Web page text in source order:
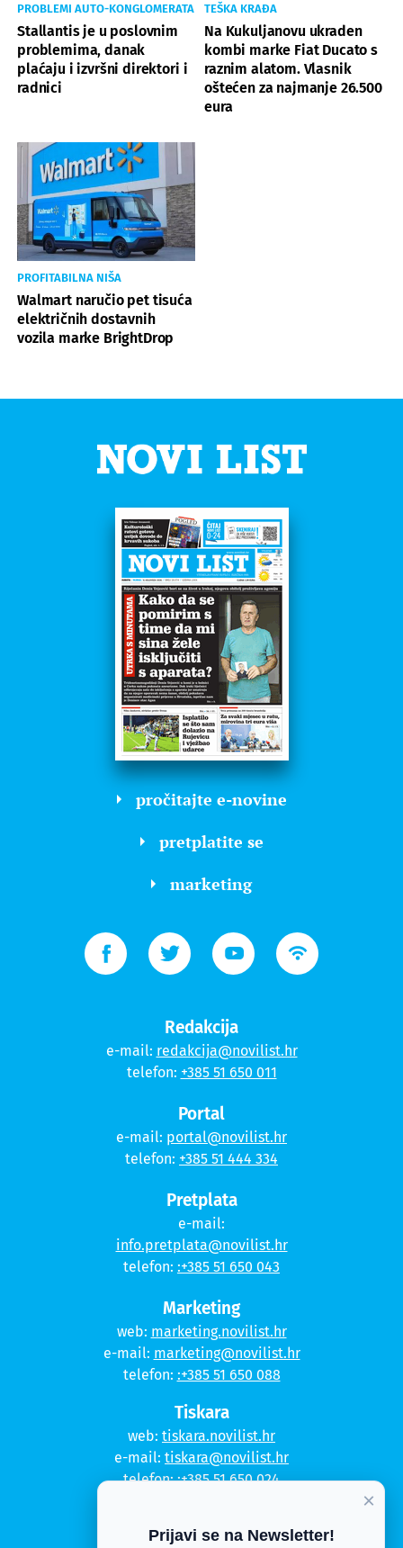
PROBLEMI AUTO-KONGLOMERATA
Stallantis je u poslovnim
problemima, danak
plaćaju i izvršni direktori i
radnici
TEŠKA KRAĐA
Na Kukuljanovu ukraden
kombi marke Fiat Ducato s
raznim alatom. Vlasnik
oštećen za najmanje 26.500
eura
PROFITABILNA NIŠA
Walmart naručio pet tisuća
električnih dostavnih
vozila marke BrightDrop
pročitajte e-novine
pretplatite se
marketing
Redakcija
e-mail: redakcija@novilist.hr
telefon: +385 51 650 011
Portal
e-mail: portal@novilist.hr
telefon: +385 51 444 334
Pretplata
e-mail:
info.pretplata@novilist.hr
telefon: :+385 51 650 043
Marketing
web: marketing.novilist.hr
e-mail: marketing@novilist.hr
telefon: :+385 51 650 088
Tiskara
web: tiskara.novilist.hr
e-mail: tiskara@novilist.hr
telefon::+385 51 650 024
×
Prijavi se na Newsletter!